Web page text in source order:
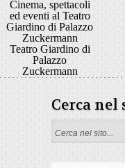
Cinema, spettacoli
ed eventi al Teatro
Giardino di Palazzo
Zuckermann
Teatro Giardino di
Palazzo
Zuckermann
Cerca nel
Form di